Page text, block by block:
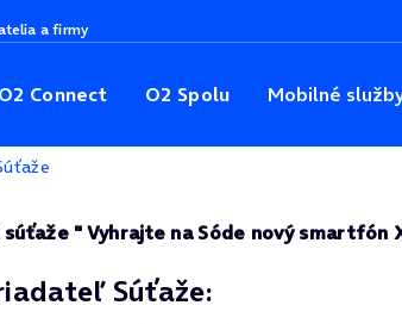
a firmy
O2 Connect O2 Spolu Mobilné
" Vyhrajte na Sóde nový smartfón
Súťaže: